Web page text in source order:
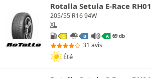
Rotalla Setula E-Race RH01
205/55 R16 94W
XL
C B A 69 db
31 avis
Été